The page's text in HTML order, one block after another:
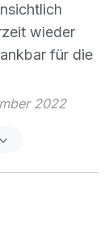
wieder
für die
2022